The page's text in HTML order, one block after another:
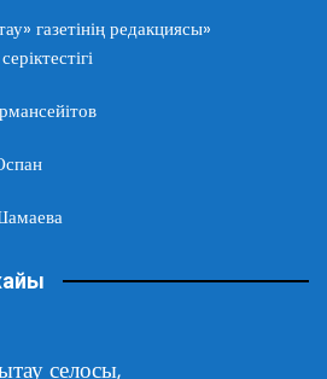
газетінің редакциясы»
селосы,